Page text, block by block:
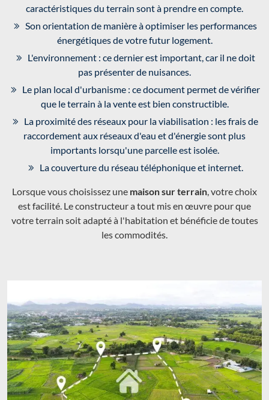
caractéristiques du terrain sont à prendre en compte.
Son orientation de manière à optimiser les performances
énergétiques de votre futur logement.
L'environnement : ce dernier est important, car il ne doit
pas présenter de nuisances.
Le plan local d'urbanisme : ce document permet de vérifier
que le terrain à la vente est bien constructible.
La proximité des réseaux pour la viabilisation : les frais de
raccordement aux réseaux d'eau et d'énergie sont plus
importants lorsqu'une parcelle est isolée.
La couverture du réseau téléphonique et internet.
Lorsque vous choisissez une maison sur terrain , votre choix
est facilité. Le constructeur a tout mis en œuvre pour que
votre terrain soit adapté à l'habitation et bénéficie de toutes
les commodités.